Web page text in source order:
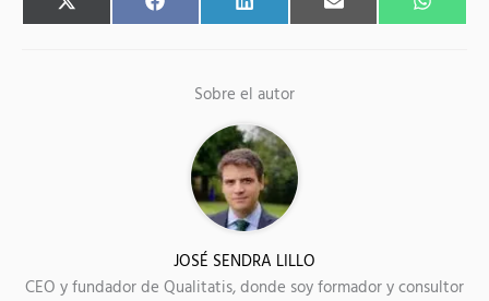
Compartir
en
X
(
Compartir
en
F
a
Compartir
en
L
i
Compartir
en
E
m en
W
h
Sobre el autor
JOSÉ SENDRA LILLO
CEO y fundador de Qualitatis, donde soy formador y consultor